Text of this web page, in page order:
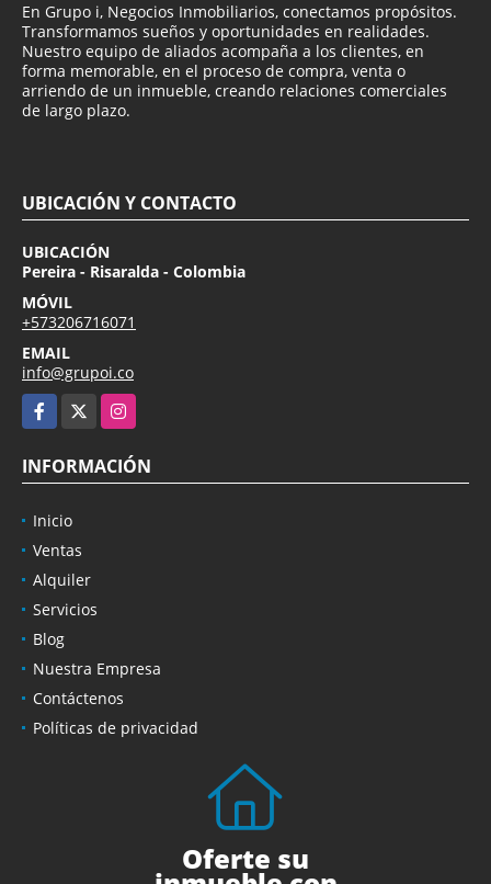
En Grupo i, Negocios Inmobiliarios, conectamos propósitos.
Transformamos sueños y oportunidades en realidades.
Nuestro equipo de aliados acompaña a los clientes, en
forma memorable, en el proceso de compra, venta o
arriendo de un inmueble, creando relaciones comerciales
de largo plazo.
UBICACIÓN Y CONTACTO
UBICACIÓN
Pereira - Risaralda - Colombia
MÓVIL
+573206716071
EMAIL
info@grupoi.co
Facebook
Instagram
INFORMACIÓN
Inicio
Ventas
Alquiler
Servicios
Blog
Nuestra Empresa
Contáctenos
Políticas de privacidad
Oferte su